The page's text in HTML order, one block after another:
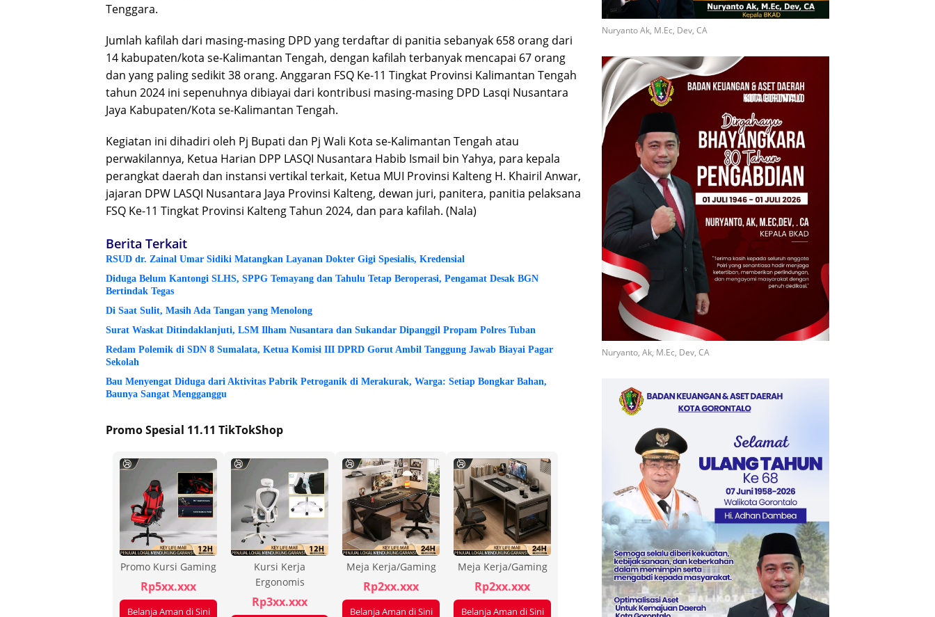
Tenggara.
Jumlah kafilah dari masing-masing DPD yang terdaftar di panitia sebanyak 658 orang dari
14 kabupaten/kota se-Kalimantan Tengah, dengan kafilah terbanyak mencapai 67 orang
dan yang paling sedikit 38 orang. Anggaran FSQ Ke-11 Tingkat Provinsi Kalimantan Tengah
tahun 2024 ini sepenuhnya dibiayai dari kontribusi masing-masing DPD Lasqi Nusantara
Jaya Kabupaten/Kota se-Kalimantan Tengah.
Kegiatan ini dihadiri oleh Pj Bupati dan Pj Wali Kota se-Kalimantan Tengah atau
perwakilannya, Ketua Harian DPP LASQI Nusantara Habib Ismail bin Yahya, para kepala
perangkat daerah dan instansi vertikal terkait, Ketua MUI Provinsi Kalteng H. Khairil Anwar,
jajaran DPW LASQI Nusantara Jaya Provinsi Kalteng, dewan juri, panitera, panitia pelaksana
FSQ Ke-11 Tingkat Provinsi Kalteng Tahun 2024, dan para kafilah. (Nala)
Berita Terkait
RSUD dr. Zainal Umar Sidiki Matangkan Layanan Dokter Gigi Spesialis, Kredensial
Diduga Belum Kantongi SLHS, SPPG Temayang dan Tahulu Tetap Beroperasi, Pengamat Desak BGN
Bertindak Tegas
Di Saat Sulit, Masih Ada Tangan yang Menolong
Surat Waskat Ditindaklanjuti, LSM Ilham Nusantara dan Sukandar Dipanggil Propam Polres Tuban
Redam Polemik di SDN 8 Sumalata, Ketua Komisi III DPRD Gorut Ambil Tanggung Jawab Biayai Pagar
Sekolah
Bau Menyengat Diduga dari Aktivitas Pabrik Petroganik di Merakurak, Warga: Setiap Bongkar Bahan,
Baunya Sangat Mengganggu
Promo Spesial 11.11 TikTokShop
Promo Kursi Gaming
Rp5xx.xxx
Belanja Aman di Sini
Kursi Kerja
Ergonomis
Rp3xx.xxx
Meja Kerja/Gaming
Rp2xx.xxx
Belanja Aman di Sini
Meja Kerja/Gaming
Rp2xx.xxx
Belanja Aman di Sini
Nuryanto Ak, M.Ec, Dev, CA
Nuryanto, Ak, M.Ec, Dev, CA